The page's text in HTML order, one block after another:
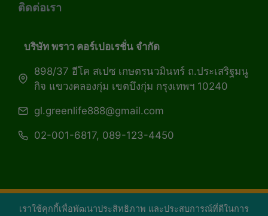
เราใช้คุกกี้เพื่อพัฒนาประสิทธิภาพ และประสบการณ์ที่ดีในการ
ติดต่อเรา
บริษัท พราว คอร์เปอเรชั่น จำกัด
898/37 อีโค สเปซ เกษตรนวมินทร์ ถ.ประเสริฐมนู
กิจ แขวงคลองกุ่ม เขตบึงกุ่ม กรุงเทพฯ 10240
gl.greenlife888@gmail.com
02-001-6817, 089-123-4450
Copyright 2026 — Green Life Plus mag | กรีน